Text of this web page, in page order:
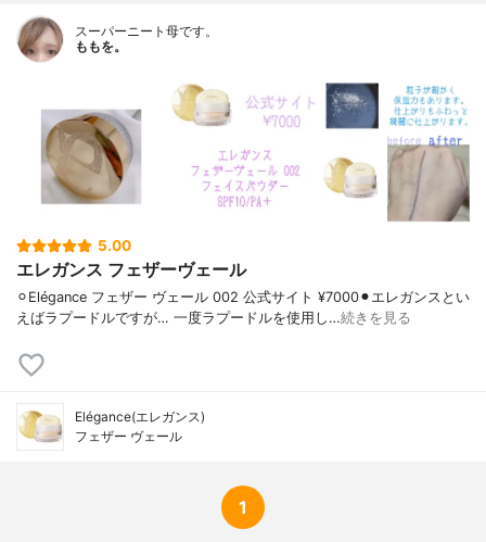
オキサン）クロスポリマー、合成金雲母、
イヒ酸エチルヘキシル、ジメチコン・（ジ
ヒドロキシメチルシリルプロポキシ）ヒド
ロキシプロピル加水分解シルク、クロフサ
スグリ果実エキス、シア脂、セイヨウハッ
カ葉エキス、パール、ヒアルロン酸Na、酢
酸トコフェロール、BG、BHT、ビスエチル
ヘキシルオキシフェノールメトキシフェニ
ン、香料、マイカ、酸化チタン、酸化鉄
スーパーニート母です。
ももを。
5.00
エレガンス フェザーヴェール
⚪︎Elégance フェザー ヴェール 002 公式サイト ¥7000⚫︎エレガンスとい
えばラプードルですが… 一度ラプードルを使用し…続きを見る
Elégance(エレガンス)
フェザー ヴェール
1